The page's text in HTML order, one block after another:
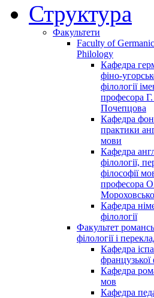
Структура
Факультети
Faculty of Germanic
Philology
Кафедра
фіно-
філології
професора Г.
Почепцова
Кафедра
практики
мови
Кафедра
філології,
філософії
професора
Кафедра
філології
Факультет
філології і
Кафедра
французької
Кафедра
мов
Кафедра